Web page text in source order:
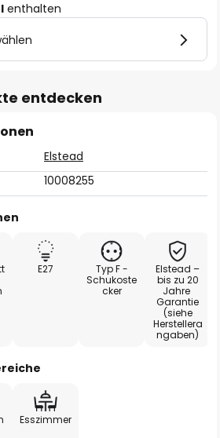
enthalten
entdecken
Elstead
10008255
E27
Typ F -
Schukoste
cker
Elstead –
bis zu 20
Jahre
Garantie
(siehe
Herstellera
ngaben)
Esszimmer